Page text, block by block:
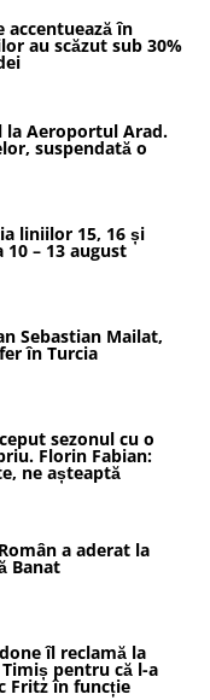
accentuează în
au scăzut sub 30%
la Aeroportul Arad.
suspendată o
liniilor 15, 16 și
10 – 13 august
Sebastian Mailat,
în Turcia
sezonul cu o
Florin Fabian:
ne așteaptă
a aderat la
Banat
îl reclamă la
pentru că l-a
Fritz în funcție